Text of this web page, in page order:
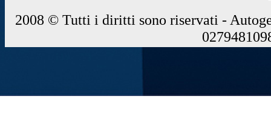
2008 © Tutti i diritti sono riservati -